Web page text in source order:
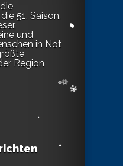
51. Saison.
und
in Not
Region